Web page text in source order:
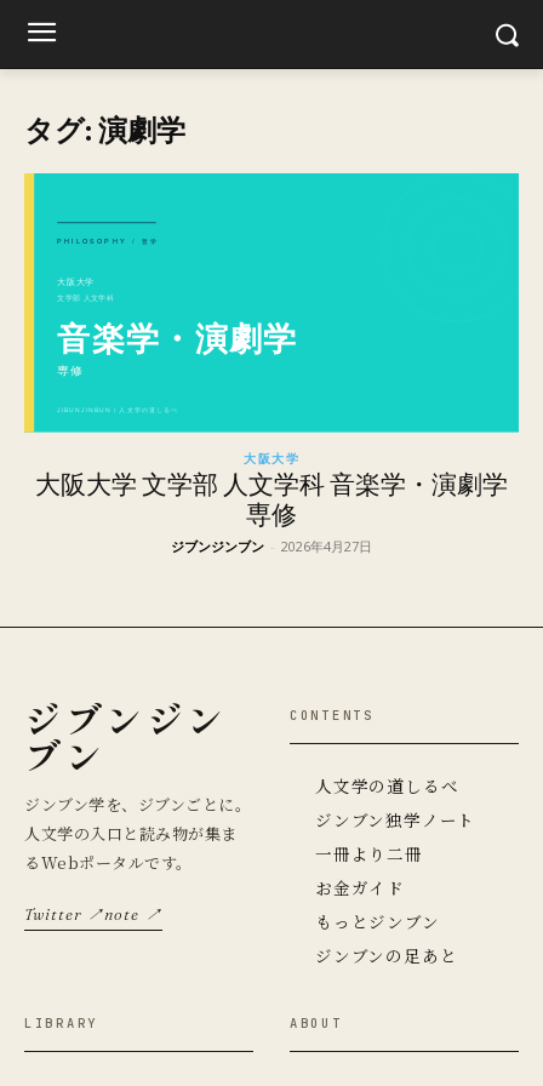
タグ: 演劇学
大阪大学
大阪大学 文学部 人文学科 音楽学・演劇学
専修
ジブンジンブン - 2026年4月27日
ジブンジン
ブン
ジンブン学を、ジブンごとに。
人文学の入口と読み物が集ま
るWebポータルです。
Twitter ↗note ↗
CONTENTS
人文学の道しるべ
ジンブン独学ノート
一冊より二冊
お金ガイド
もっとジンブン
ジンブンの足あと
LIBRARY ABOUT